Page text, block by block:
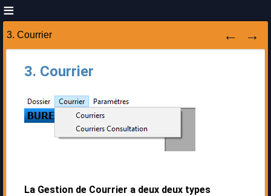
3. Courrier
3. Courrier
La Gestion de Courrier a deux deux types